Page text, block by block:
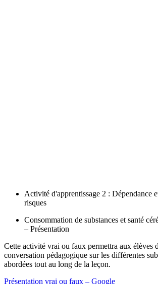
Activité d'apprentissage 2 : Dépendance
risques
Consommation de substances et santé
– Présentation
Cette activité vrai ou faux permettra aux élèves
conversation pédagogique sur les différentes
abordées tout au long de la leçon.
Présentation vrai ou faux – Google